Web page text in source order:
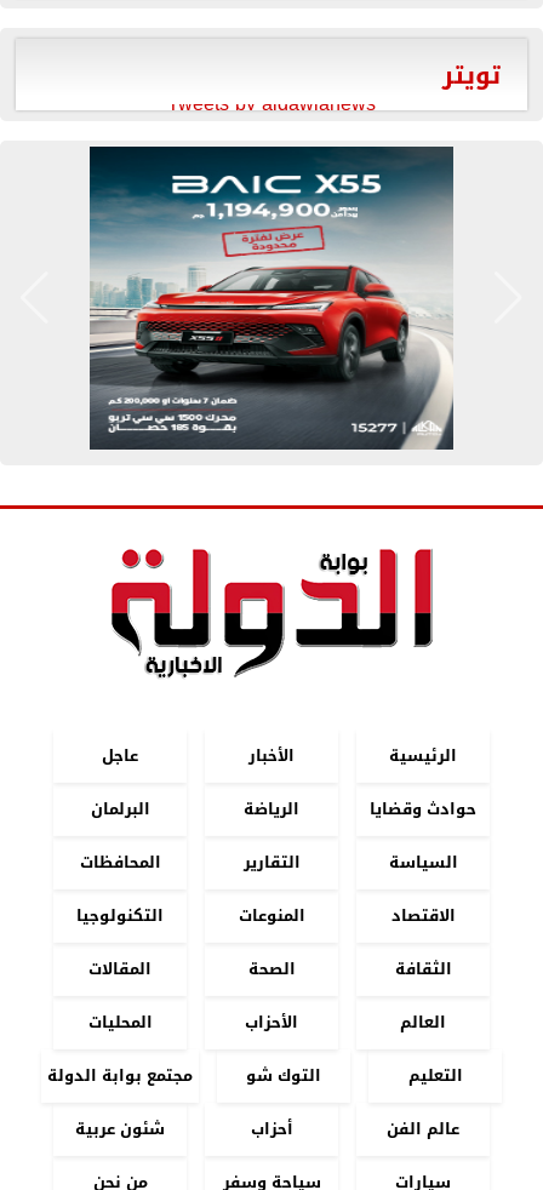
تويتر
Tweets by aldawlanews
الرئيسية الأخبار
عاجل
حوادث وقضايا
الرياضة
البرلمان
السياسة
التقارير
المحافظات
الاقتصاد
المنوعات
التكنولوجيا
الثقافة
الصحة
المقالات
العالم
الأحزاب
المحليات
التعليم
التوك شو
مجتمع بوابة الدولة
عالم الفن
أحزاب
شئون عربية
سيارات
سياحة وسفر من نحن